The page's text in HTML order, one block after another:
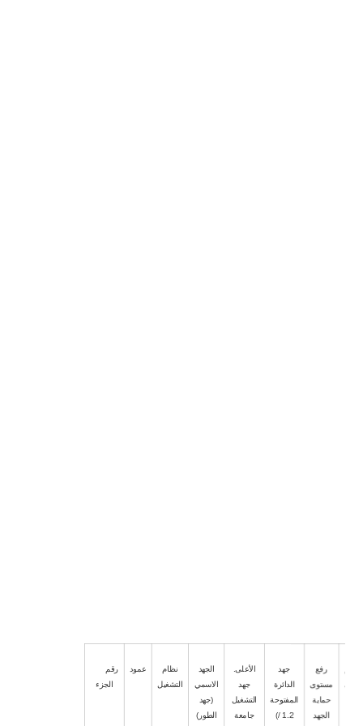
رقم
الجزء
عمود نظام
التشغيل
الجهد
الاسمي
(جهد
الطور)
الأعلى.
جهد
التشغيل
جامعة
جهد
الدائرة
المفتوحة
(1.2 /
رفع
مستوى
حماية
الجهد
بياني